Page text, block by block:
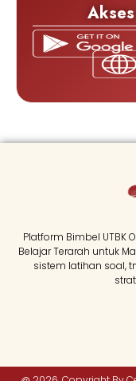
Platform Bimbel UTBK
Belajar Terarah untuk
sistem latihan soal,